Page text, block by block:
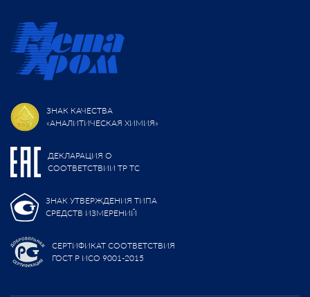
ЗНАК КАЧЕСТВА
«АНАЛИТИЧЕСКАЯ ХИМИЯ»
ДЕКЛАРАЦИЯ О
СООТВЕТСТВИИ ТР ТС
ЗНАК УТВЕРЖДЕНИЯ ТИПА
СРЕДСТВ ИЗМЕРЕНИЙ
СЕРТИФИКАТ СООТВЕТСТВИЯ
ГОСТ Р ИСО 9001-2015